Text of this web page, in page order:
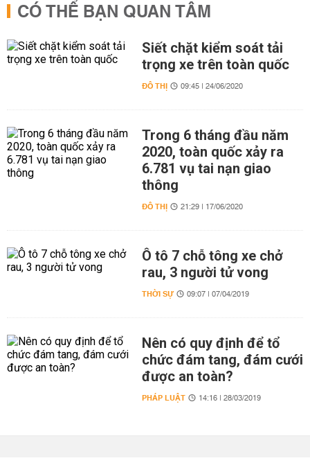
CÓ THỂ BẠN QUAN TÂM
Siết chặt kiểm soát tải
trọng xe trên toàn quốc
ĐÔ THỊ 09:45 | 24/06/2020
Trong 6 tháng đầu năm
2020, toàn quốc xảy ra
6.781 vụ tai nạn giao
thông
ĐÔ THỊ 21:29 | 17/06/2020
Ô tô 7 chỗ tông xe chở
rau, 3 người tử vong
THỜI SỰ 09:07 | 07/04/2019
Nên có quy định để tổ
chức đám tang, đám cưới
được an toàn?
PHÁP LUẬT 14:16 | 28/03/2019